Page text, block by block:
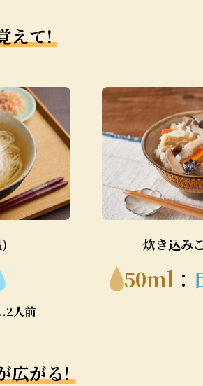
えて!
人前
炊き込み
50ml ：
広がる!